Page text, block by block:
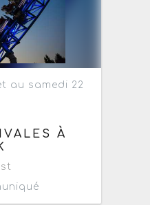
au samedi 22
À